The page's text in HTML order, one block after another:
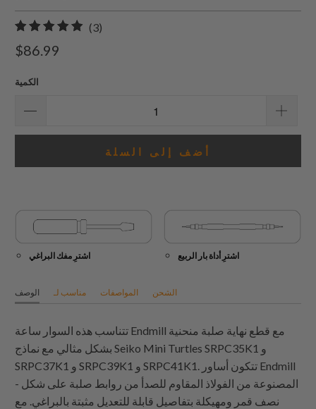
(3)
$86.99
الكمية
أضف إلى السلة
اشترِ مفك البراغي اشترِ أداة بار الربيع
الوصف مناسب لـ المواصفات الشحن
تتناسب هذه السوار ساعة Endmill مع قطع نهاية صلبة منحنية
بشكل مثالي مع نماذج Seiko Mini Turtles SRPC35K1 و
SRPC37K1 و SRPC39K1 و SRPC41K1. تتكون أساور Endmill
- المصنوعة من الفولاذ المقاوم للصدأ من روابط صلبة على شكل
نصف قمر ومهيكلة بتفاصيل قابلة للتعديل مثبتة بالبراغي. مع